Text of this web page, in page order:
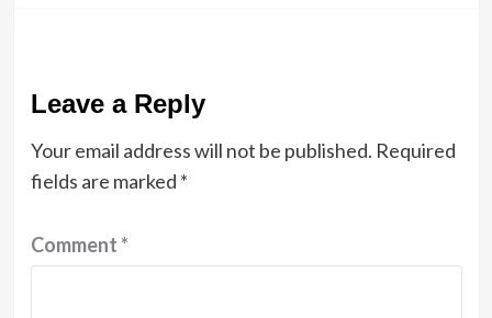
Leave a Reply
Your email address will not be published. Required
fields are marked *
Comment*